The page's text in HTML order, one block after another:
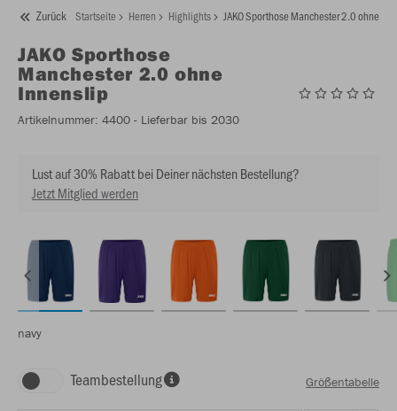
Zurück Startseite Herren Highlights JAKO Sporthose Manchester 2.0 ohne
JAKO Sporthose
Manchester 2.0 ohne
Innenslip
Artikelnummer: 4400 - Lieferbar bis 2030
Lust auf 30% Rabatt bei Deiner nächsten Bestellung?
Jetzt Mitglied werden
navy
Teambestellung Größentabelle